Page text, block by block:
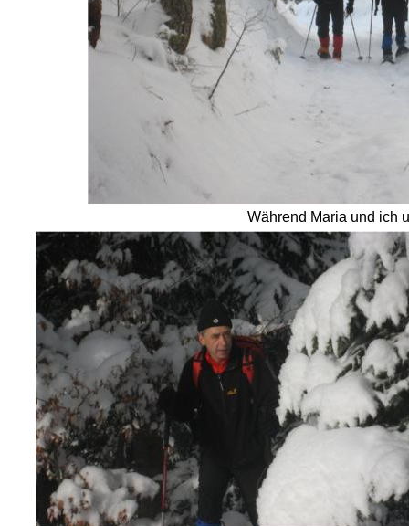
Während Maria und ich